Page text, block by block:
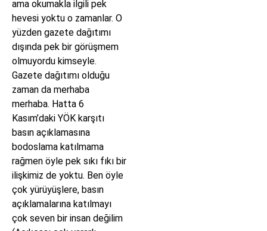
ama okumakla ilgili pek
hevesi yoktu o zamanlar. O
yüzden gazete dağıtımı
dışında pek bir görüşmem
olmuyordu kimseyle.
Gazete dağıtımı olduğu
zaman da merhaba
merhaba. Hatta 6
Kasım’daki YÖK karşıtı
basın açıklamasına
bodoslama katılmama
rağmen öyle pek sıkı fıkı bir
ilişkimiz de yoktu. Ben öyle
çok yürüyüşlere, basın
açıklamalarına katılmayı
çok seven bir insan değilim